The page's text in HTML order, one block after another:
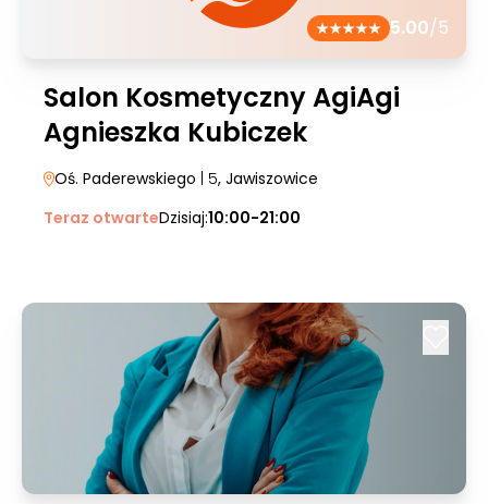
5.00/5
Salon Kosmetyczny AgiAgi
Agnieszka Kubiczek
Oś. Paderewskiego | 5, Jawiszowice
Teraz otwarteDzisiaj:10:00-21:00